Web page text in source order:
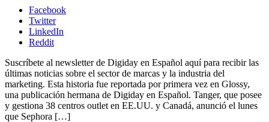
Facebook
Twitter
LinkedIn
Reddit
Suscríbete al newsletter de Digiday en Español aquí para recibir las
últimas noticias sobre el sector de marcas y la industria del
marketing. Esta historia fue reportada por primera vez en Glossy,
una publicación hermana de Digiday en Español. Tanger, que posee
y gestiona 38 centros outlet en EE.UU. y Canadá, anunció el lunes
que Sephora […]